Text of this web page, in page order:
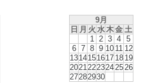
9月
日 月 火 水木金 土
1
2 3 4 5
6 7 8 9 10 11 12
1314151617 18 19
2021 222324 25 26
27282930